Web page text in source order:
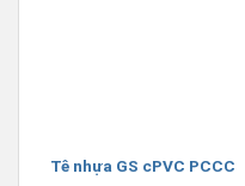
Tê nhựa GS cPVC PCCC